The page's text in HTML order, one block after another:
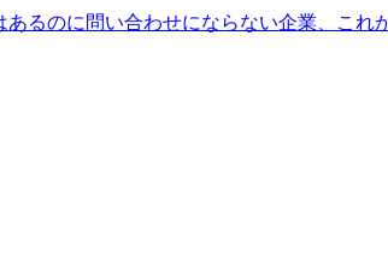
るのに問い合わせにならない企業、これ